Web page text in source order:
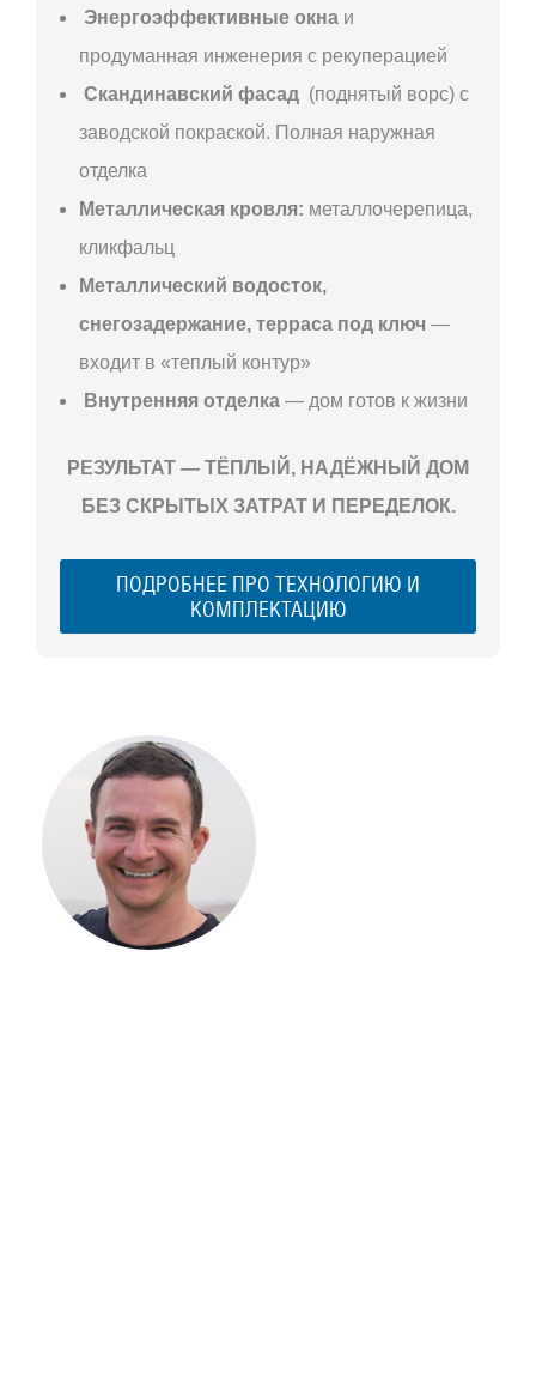
Энергоэффективные окна и
продуманная инженерия с рекуперацией
Скандинавский фасад (поднятый ворс) с
заводской покраской. Полная наружная
отделка
Металлическая кровля: металлочерепица,
кликфальц
Металлический водосток,
снегозадержание, терраса под ключ —
входит в «теплый контур»
Внутренняя отделка — дом готов к жизни
РЕЗУЛЬТАТ — ТЁПЛЫЙ, НАДЁЖНЫЙ ДОМ
БЕЗ СКРЫТЫХ ЗАТРАТ И ПЕРЕДЕЛОК.
ПОДРОБНЕЕ ПРО ТЕХНОЛОГИЮ И
КОМПЛЕКТАЦИЮ